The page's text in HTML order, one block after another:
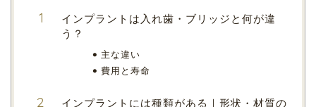
インプラントは入れ歯・ブリッジと何が違
う？
主な違い
費用と寿命
インプラントには種類がある｜形状・材質の